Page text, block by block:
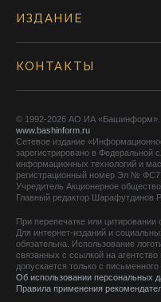
ИЗДАНИЕ
КОНТАКТЫ
© 1992-2026 АО ИА «Башинформ».
www.bashinform.ru
Сетевое издание
зарегистрировано в Федеральной
информационных технологий и
регистрационный номер Эл №
Учредитель Акционерное
Главный редактор Шарафутдинов
При перепечатке или
Для интернет-изданий и
обязательна. Использование
связанных с ссылкой на агентство
допускается только с
Об использовании персональных
Правила применения